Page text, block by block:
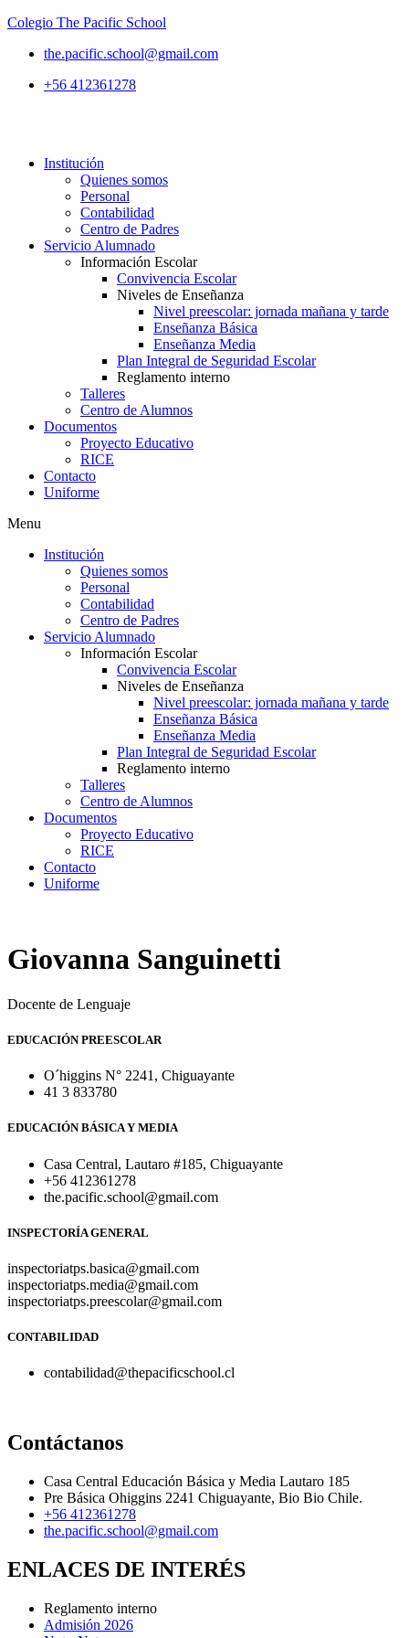
Colegio The Pacific School
the.pacific.school@gmail.com
+56 412361278
Institución
Quienes somos
Personal
Contabilidad
Centro de Padres
Servicio Alumnado
Información Escolar
Convivencia Escolar
Niveles de Enseñanza
Nivel preescolar: jornada mañana y tarde
Enseñanza Básica
Enseñanza Media
Plan Integral de Seguridad Escolar
Reglamento interno
Talleres
Centro de Alumnos
Documentos
Proyecto Educativo
RICE
Contacto
Uniforme
Menu
Institución
Quienes somos
Personal
Contabilidad
Centro de Padres
Servicio Alumnado
Información Escolar
Convivencia Escolar
Niveles de Enseñanza
Nivel preescolar: jornada mañana y tarde
Enseñanza Básica
Enseñanza Media
Plan Integral de Seguridad Escolar
Reglamento interno
Talleres
Centro de Alumnos
Documentos
Proyecto Educativo
RICE
Contacto
Uniforme
Giovanna Sanguinetti
Docente de Lenguaje
EDUCACIÓN PREESCOLAR
O´higgins N° 2241, Chiguayante
41 3 833780
EDUCACIÓN BÁSICA Y MEDIA
Casa Central, Lautaro #185, Chiguayante
+56 412361278
the.pacific.school@gmail.com
INSPECTORÍA GENERAL
inspectoriatps.basica@gmail.com
inspectoriatps.media@gmail.com
inspectoriatps.preescolar@gmail.com
CONTABILIDAD
contabilidad@thepacificschool.cl
Contáctanos
Casa Central Educación Básica y Media Lautaro 185
Pre Básica Ohiggins 2241 Chiguayante, Bio Bio Chile.
+56 412361278
the.pacific.school@gmail.com
ENLACES DE INTERÉS
Reglamento interno
Admisión 2026